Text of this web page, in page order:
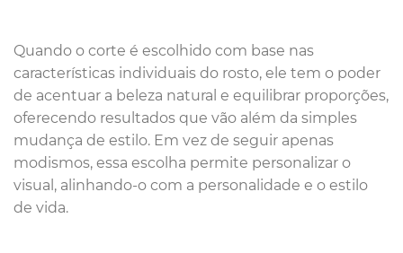
Quando o corte é escolhido com base nas
características individuais do rosto, ele tem o poder
de acentuar a beleza natural e equilibrar proporções,
oferecendo resultados que vão além da simples
mudança de estilo. Em vez de seguir apenas
modismos, essa escolha permite personalizar o
visual, alinhando-o com a personalidade e o estilo
de vida.